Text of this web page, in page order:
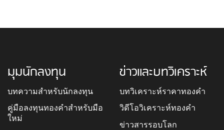
มุมนักลงทุน
บทความสำหรับนักลงทุน
คู่มือลงทุนทองคำสำหรับมือ
ใหม่
ข่าวและบทวิเคราะห์
บทวิเคราะห์ราคาทองคำ
วิดีโอวิเคราะห์ทองคำ
ข่าวสารรอบโลก